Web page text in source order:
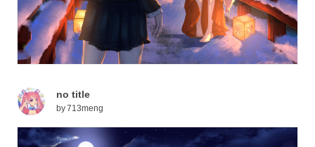
no title
by713meng